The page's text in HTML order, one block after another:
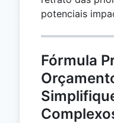
potenciais
Fórmula